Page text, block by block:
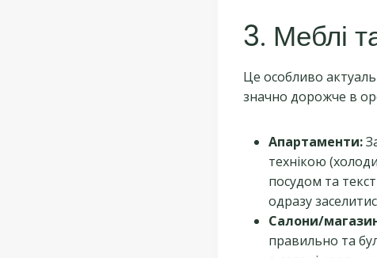
3. Меблі
Це особливо
значно дорожче в
Апартаменти:
технікою
посудом та
одразу
Салони/
правильно та